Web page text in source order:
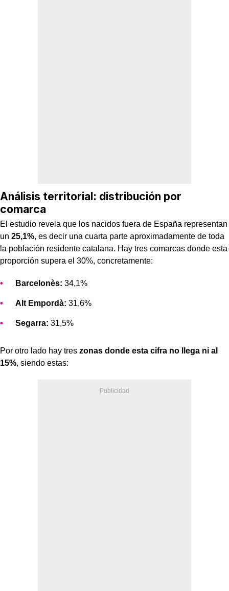
Análisis territorial: distribución por
comarca
El estudio revela que los nacidos fuera de España representan
un 25,1%, es decir una cuarta parte aproximadamente de toda
la población residente catalana. Hay tres comarcas donde esta
proporción supera el 30%, concretamente:
Barcelonès: 34,1%
Alt Empordà: 31,6%
Segarra: 31,5%
Por otro lado hay tres zonas donde esta cifra no llega ni al
15%, siendo estas: